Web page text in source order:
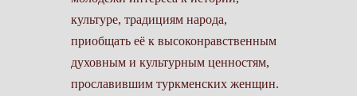
культуре, традициям народа,
приобщать её к высоконравственным
духовным и культурным ценностям,
прославившим туркменских женщин.